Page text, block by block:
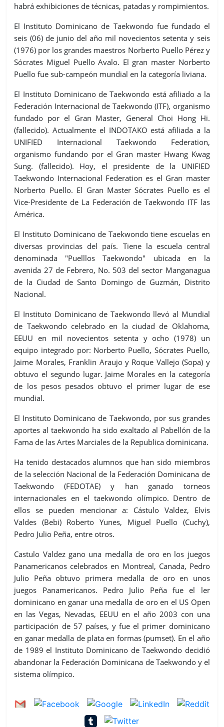
habrá exhibiciones de técnicas, patadas y rompimientos.
El Instituto Dominicano de Taekwondo fue fundado el
seis (06) de junio del año mil novecientos setenta y seis
(1976) por los grandes maestros Norberto Puello Pérez y
Sócrates Miguel Puello Avalo. El gran master Norberto
Puello fue sub-campeón mundial en la categoría liviana.
El Instituto Dominicano de Taekwondo está afiliado a la
Federación Internacional de Taekwondo (ITF), organismo
fundado por el Gran Master, General Choi Hong Hi.
(fallecido). Actualmente el INDOTAKO está afiliada a la
UNIFIED Internacional Taekwondo Federation,
organismo fundando por el Gran master Hwang Kwag
Sung. (fallecido). Hoy, el presidente de la UNIFIED
Taekwondo Internacional Federation es el Gran master
Norberto Puello. El Gran Master Sócrates Puello es el
Vice-Presidente de La Federación de Taekwondo ITF las
América.
El Instituto Dominicano de Taekwondo tiene escuelas en
diversas provincias del país. Tiene la escuela central
denominada "Puelllos Taekwondo" ubicada en la
avenida 27 de Febrero, No. 503 del sector Manganagua
de la Ciudad de Santo Domingo de Guzmán, Distrito
Nacional.
El Instituto Dominicano de Taekwondo llevó al Mundial
de Taekwondo celebrado en la ciudad de Oklahoma,
EEUU en mil novecientos setenta y ocho (1978) un
equipo integrado por: Norberto Puello, Sócrates Puello,
Jaime Morales, Franklin Araujo y Roque Vallejo (Sopa) y
obtuvo el segundo lugar. Jaime Morales en la categoría
de los pesos pesados obtuvo el primer lugar de ese
mundial.
El Instituto Dominicano de Taekwondo, por sus grandes
aportes al taekwondo ha sido exaltado al Pabellón de la
Fama de las Artes Marciales de la Republica dominicana.
Ha tenido destacados alumnos que han sido miembros
de la selección Nacional de la Federación Dominicana de
Taekwondo (FEDOTAE) y han ganado torneos
internacionales en el taekwondo olímpico. Dentro de
ellos se pueden mencionar a: Cástulo Valdez, Elvis
Valdes (Bebi) Roberto Yunes, Miguel Puello (Cuchy),
Pedro Julio Peña, entre otros.
Castulo Valdez gano una medalla de oro en los juegos
Panamericanos celebrados en Montreal, Canada, Pedro
Julio Peña obtuvo primera medalla de oro en unos
juegos Panamericanos. Pedro Julio Peña fue el ler
dominicano en ganar una medalla de oro en el US Open
en las Vegas, Nevadas, EEUU en el año 2003 con una
participación de 57 países, y fue el primer dominicano
en ganar medalla de plata en formas (pumset). En el año
de 1989 el Instituto Dominicano de Taekwondo decidió
abandonar la Federación Dominicana de Taekwondo y el
sistema olímpico.